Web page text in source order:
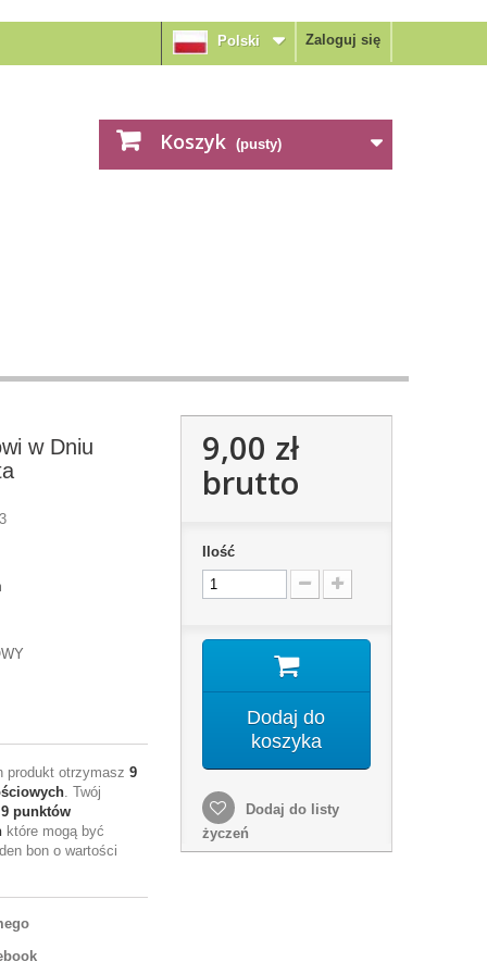
Zaloguj się
Polski
Koszyk (pusty)
w Dniu
produkt otrzymasz 9
. Twój
9 punktów
które mogą być
bon o wartości
9,00 zł
brutto
Ilość
Dodaj do
koszyka
Dodaj do listy
życzeń